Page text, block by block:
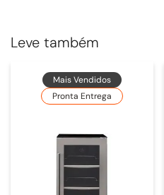
Leve também
Mais Vendidos
Pronta Entrega